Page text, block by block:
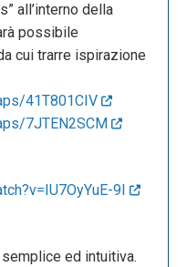
all’interno della
possibile
cui trarre ispirazione
41T801CIV
7JTEN2SCM
9I
ed intuitiva.